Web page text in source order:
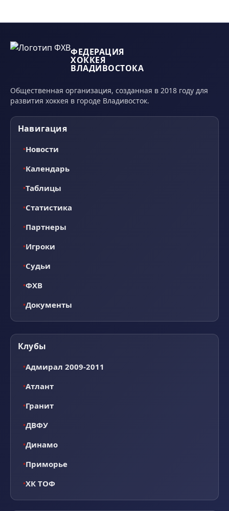
ФЕДЕРАЦИЯ
ХОККЕЯ
ВЛАДИВОСТОКА
Общественная организация, созданная в 2018 году для
развития хоккея в городе Владивосток.
Навигация
Новости
Календарь
Таблицы
Статистика
Партнеры
Игроки
Судьи
ФХВ
Документы
Клубы
Адмирал 2009-2011
Атлант
Гранит
ДВФУ
Динамо
Приморье
ХК ТОФ